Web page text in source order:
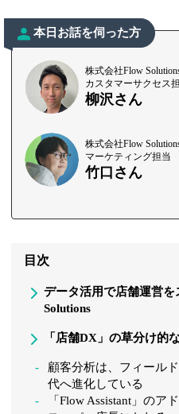
本日お話を伺った方
株式会社Flow
カスタマーサクセス
柳沢さん
株式会社Flow
マーケティング担当
竹口さん
目次
データ活用で店舗運営
Solutions
「店舗DX」の草分け的
顧客分析は、フィール
代へ進化している
「Flow Assistant」のア